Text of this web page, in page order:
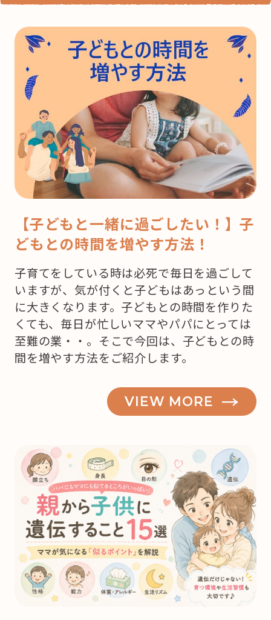
【子どもと一緒に過ごしたい！】子
どもとの時間を増やす方法！
子育てをしている時は必死で毎日を過ごして
いますが、気が付くと子どもはあっという間
に大きくなります。子どもとの時間を作りた
くても、毎日が忙しいママやパパにとっては
至難の業・・。そこで今回は、子どもとの時
間を増やす方法をご紹介します。
VIEW MORE